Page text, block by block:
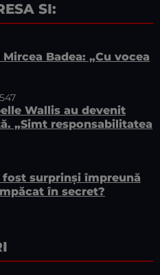
SI:
Badea: „Cu vocea
Wallis au devenit
„Simt responsabilitatea
surprinși împreună
în secret?